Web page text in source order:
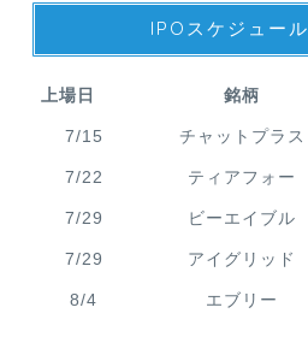
IPOスケジュール
上場日 銘柄
7/15 チャットプラス
7/22 ティアフォー
7/29 ビーエイブル
7/29 アイグリッド
8/4 エブリー